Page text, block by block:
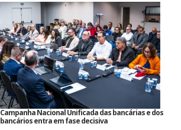
Campanha Nacional Unificada das bancárias e dos
bancários entra em fase decisiva